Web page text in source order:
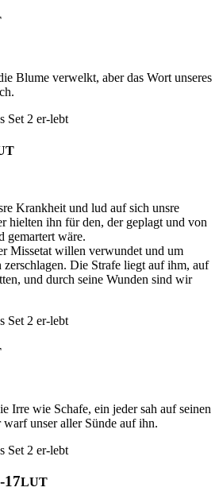
Blume verwelkt, aber das Wort unseres
Set 2 er-lebt
Krankheit und lud auf sich unsre
hielten ihn für den, der geplagt und von
gemartert wäre.
Missetat willen verwundet und um
Die Strafe liegt auf ihm, auf
und durch seine Wunden sind wir
Set 2 er-lebt
Irre wie Schafe, ein jeder sah auf seinen
unser aller Sünde auf ihn.
Set 2 er-lebt
17LUT